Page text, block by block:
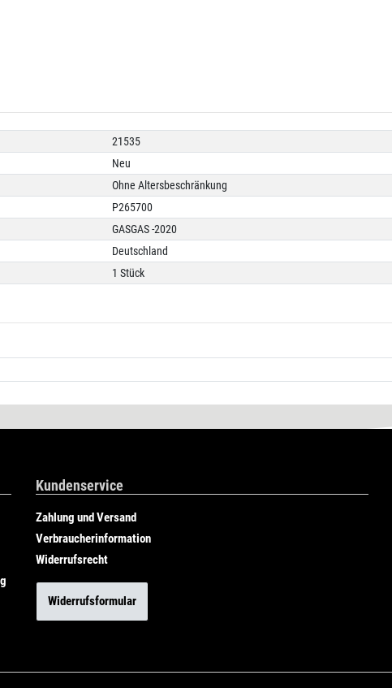
21535
Neu
Ohne Altersbeschränkung
P265700
GASGAS -2020
Deutschland
1 Stück
Kundenservice
Zahlung und Versand
Verbraucherinformation
Widerrufsrecht
Widerrufsformular